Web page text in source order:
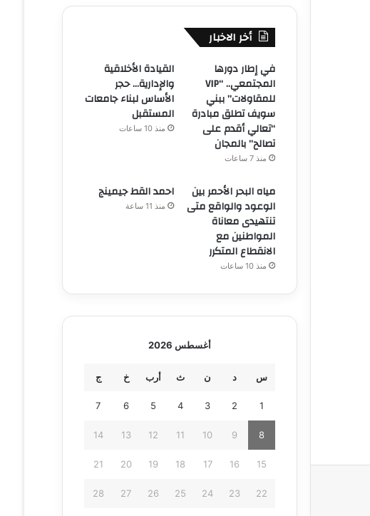
أخر الاخبار
في إطار دورها
المجتمعي.. “VIP
للمقاولات” ببني
سويف تطلق مبادرة
“تعالي أقدم على
تصالح” بالمجان
منذ 7 ساعات
القيادة الأخلاقية
والإدارية… حجر
الأساس لبناء جامعات
المستقبل
منذ 10 ساعات
مياه البحر الأحمر بين
الوعود والواقع متى
تنتهيدى معاناة
المواطنين مع
الانقطاع المتكرر
منذ 10 ساعات
احمد القط جيمينج
منذ 11 ساعة
أغسطس 2026
س د ن ث أرب خ ج
1
2
3
4
5
6
7
8
9
10
11
12
13
14
15
16
17
18
19
20
21
22
23
24
25
26
27
28